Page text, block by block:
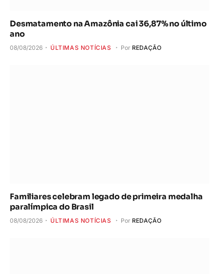
Desmatamento na Amazônia cai 36,87% no último
ano
08/08/2026 ÚLTIMAS NOTÍCIAS Por REDAÇÃO
Familiares celebram legado de primeira medalha
paralímpica do Brasil
08/08/2026 ÚLTIMAS NOTÍCIAS Por REDAÇÃO